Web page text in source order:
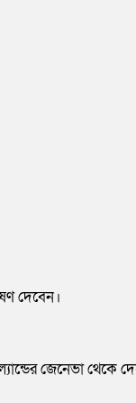
দেবেন।
জেনেভা থেকে